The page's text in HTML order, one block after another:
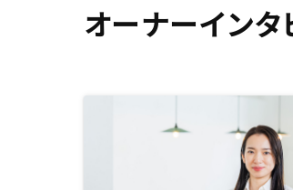
オーナーインタ